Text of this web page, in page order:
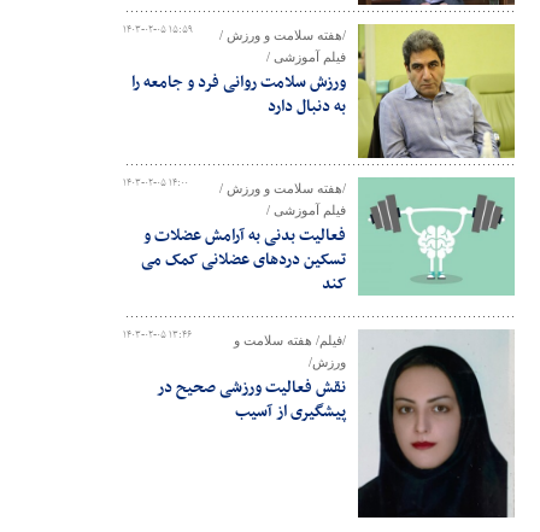
۱۴۰۳-۰۲-۰۵ ۱۵:۵۹
/هفته سلامت و ورزش /
فیلم آموزشی /
ورزش سلامت روانی فرد و جامعه را
به دنبال دارد
۱۴۰۳-۰۲-۰۵ ۱۴:۰۰
/هفته سلامت و ورزش /
فیلم آموزشی /
فعالیت بدنی به آرامش عضلات و
تسکین دردهای عضلانی کمک می
کند
۱۴۰۳-۰۲-۰۵ ۱۳:۴۶
/فیلم/ هفته سلامت و
ورزش/
نقش فعالیت ورزشی صحیح در
پیشگیری از آسیب